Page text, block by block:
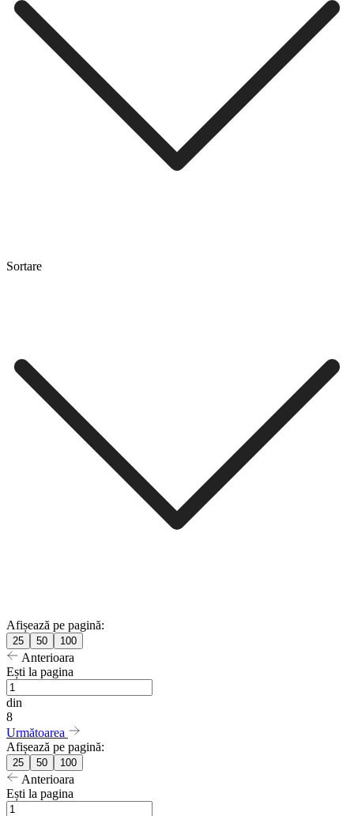
Sortare
Afișează pe pagină:
25 50 100
Anterioara
Ești la pagina
din
8
Următoarea
Afișează pe pagină:
25 50 100
Anterioara
Ești la pagina